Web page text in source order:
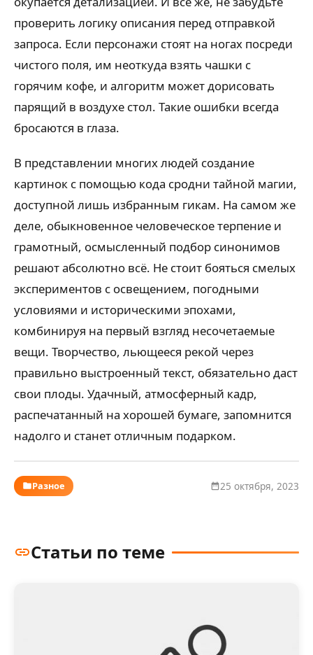
проверить логику описания перед отправкой
запроса. Если персонажи стоят на ногах посреди
чистого поля, им неоткуда взять чашки с
горячим кофе, и алгоритм может дорисовать
парящий в воздухе стол. Такие ошибки всегда
бросаются в глаза.
В представлении многих людей создание
картинок с помощью кода сродни тайной магии,
доступной лишь избранным гикам. На самом же
деле, обыкновенное человеческое терпение и
грамотный, осмысленный подбор синонимов
решают абсолютно всё. Не стоит бояться смелых
экспериментов с освещением, погодными
условиями и историческими эпохами,
комбинируя на первый взгляд несочетаемые
вещи. Творчество, льющееся рекой через
правильно выстроенный текст, обязательно даст
свои плоды. Удачный, атмосферный кадр,
распечатанный на хорошей бумаге, запомнится
надолго и станет отличным подарком.
Разное 25 октября, 2023
Статьи по теме